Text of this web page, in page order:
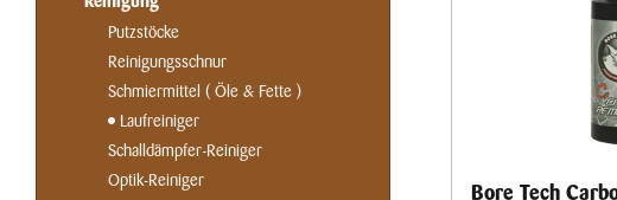
Putzstöcke
Reinigungsschnur
Schmiermittel ( Öle & Fette )
Laufreiniger
Schalldämpfer-Reiniger
Optik-Reiniger
Bore Tech